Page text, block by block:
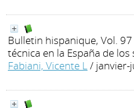
Bulletin hispanique, Vol.
técnica en la España de los
Fabiani, Vicente L/ janvier-